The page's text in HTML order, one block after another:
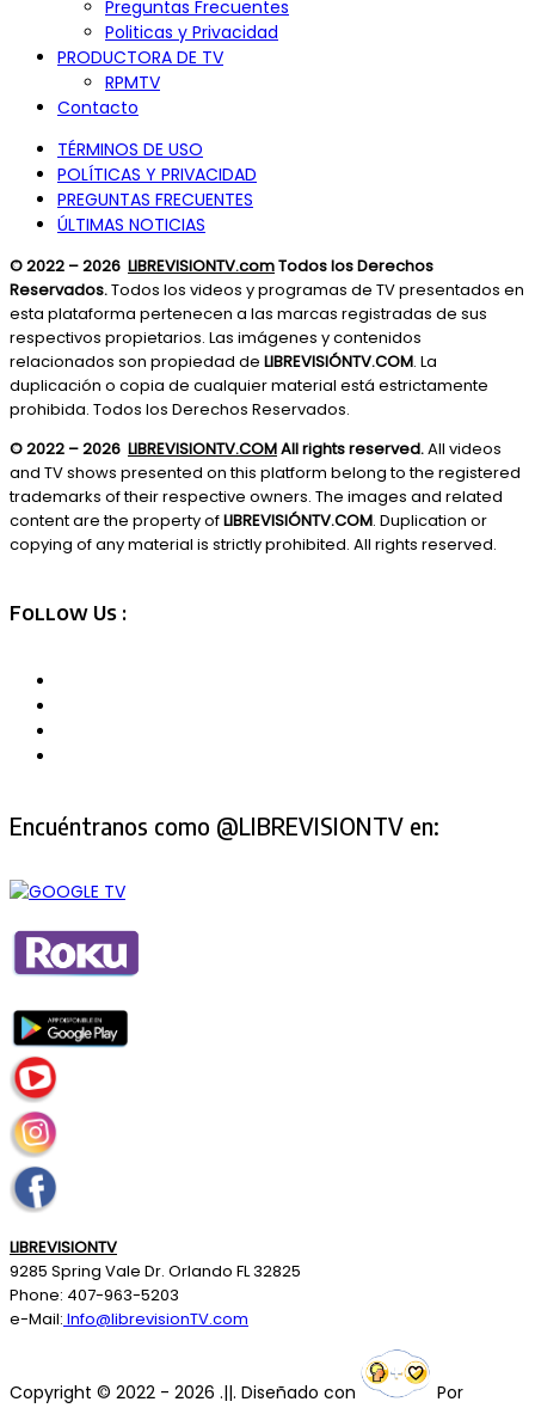
Preguntas Frecuentes
Politicas y Privacidad
PRODUCTORA DE TV
RPMTV
Contacto
TÉRMINOS DE USO
POLÍTICAS Y PRIVACIDAD
PREGUNTAS FRECUENTES
ÚLTIMAS NOTICIAS
© 2022 – 2026 LIBREVISIONTV.comTodos los Derechos
Reservados.Todos los videos y programas de TV presentados en
esta plataforma pertenecen a las marcas registradas de sus
respectivos propietarios. Las imágenes y contenidos
relacionados son propiedad de LIBREVISIÓNTV.COM. La
duplicación o copia de cualquier material está estrictamente
prohibida. Todos los Derechos Reservados.
© 2022 – 2026 LIBREVISIONTV.COMAll rights reserved.All videos
and TV shows presented on this platform belong to the registered
trademarks of their respective owners. The images and related
content are the property ofLIBREVISIÓNTV.COM. Duplication or
copying of any material is strictly prohibited. All rights reserved.
Follow Us :
Encuéntranos como @LIBREVISIONTV en:
LIBREVISIONTV
9285 Spring Vale Dr. Orlando FL 32825
Phone: 407-963-5203
e-Mail: Info@librevisionTV.com
Copyright © 2022 - 2026 .||. Diseñado con
Por